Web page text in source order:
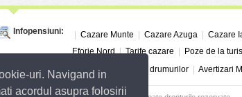
uri. Navigand in
acordul asupra folosirii
Infopensiuni: Cazare Munte Cazare Azuga Cazare
Eforie Nord|Tarife cazare
Poze de la
Linkuri utile:
Info Trafic Situatia drumurilor Avertizari